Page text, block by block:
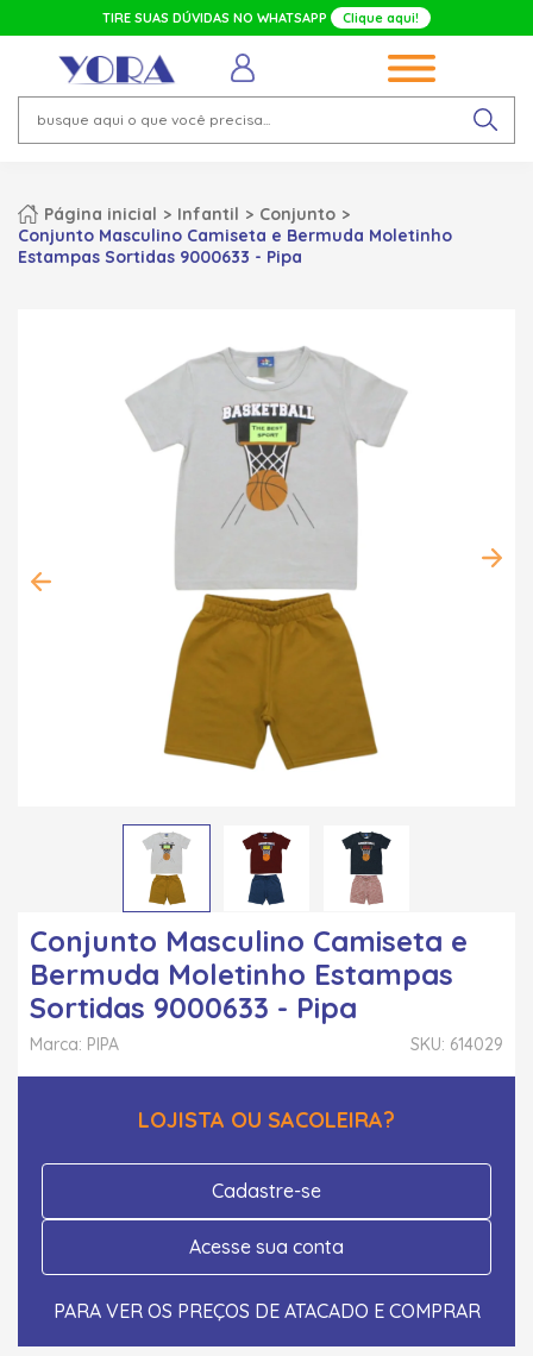
TIRE SUAS DÚVIDAS NO WHATSAPP Clique aqui!
Página inicial Infantil
Conjunto
Conjunto Masculino Camiseta e Bermuda Moletinho
Estampas Sortidas 9000633 - Pipa
Conjunto Masculino Camiseta e
Bermuda Moletinho Estampas
Sortidas 9000633 - Pipa
SKU: 614029
Marca: PIPA
LOJISTA OU SACOLEIRA?
Cadastre-se
Acesse sua conta
PARA VER OS PREÇOS DE ATACADO E COMPRAR